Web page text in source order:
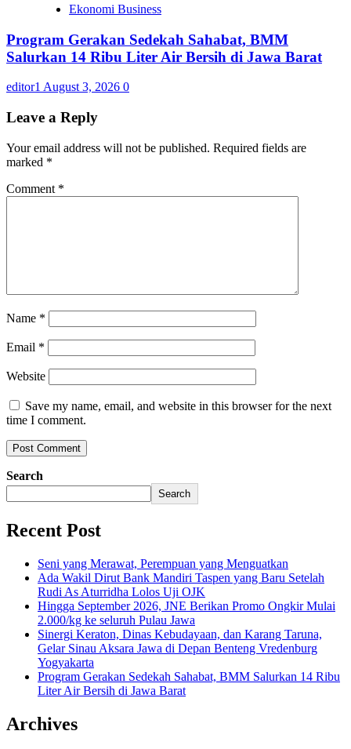
Ekonomi Business
Program Gerakan Sedekah Sahabat, BMM
Salurkan 14 Ribu Liter Air Bersih di Jawa Barat
editor1 August 3, 2026 0
Leave a Reply
Your email address will not be published. Required fields are
marked *
Comment *
Name *
Email *
Website
Save my name, email, and website in this browser for the next
time I comment.
Search
Search
Recent Post
Seni yang Merawat, Perempuan yang Menguatkan
Ada Wakil Dirut Bank Mandiri Taspen yang Baru Setelah
Rudi As Aturridha Lolos Uji OJK
Hingga September 2026, JNE Berikan Promo Ongkir Mulai
2.000/kg ke seluruh Pulau Jawa
Sinergi Keraton, Dinas Kebudayaan, dan Karang Taruna,
Gelar Sinau Aksara Jawa di Depan Benteng Vredenburg
Yogyakarta
Program Gerakan Sedekah Sahabat, BMM Salurkan 14 Ribu
Liter Air Bersih di Jawa Barat
Archives